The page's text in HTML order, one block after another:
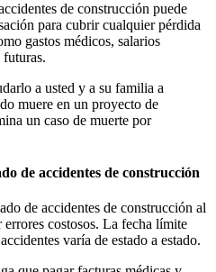
de construcción puede
para cubrir cualquier pérdida
gastos médicos, salarios
futuras.
a usted y a su familia a
muere en un proyecto de
un caso de muerte por
de accidentes de construcción
de accidentes de construcción al
costosos. La fecha límite
varía de estado a estado.